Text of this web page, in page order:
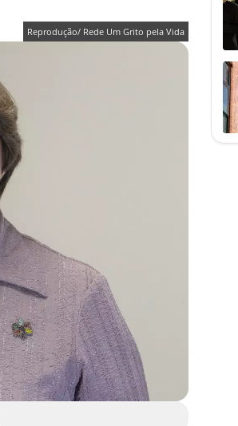
Reprodução/ Rede Um Grito pela Vida